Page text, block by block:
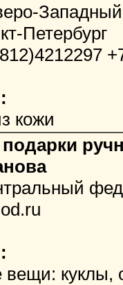
Петербург
кожи
вещи: куклы,